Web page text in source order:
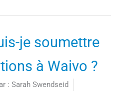
je soumettre
à Waivo ?
: Sarah Swendseid